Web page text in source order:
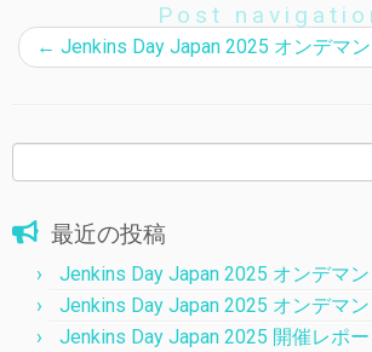
Post
← Jenkins Day Japan 2025 オンデマ
索:
最近の投稿
Jenkins Day Japan 2025 オンデマ
Jenkins Day Japan 2025 オンデマ
Jenkins Day Japan 2025 開催レポー